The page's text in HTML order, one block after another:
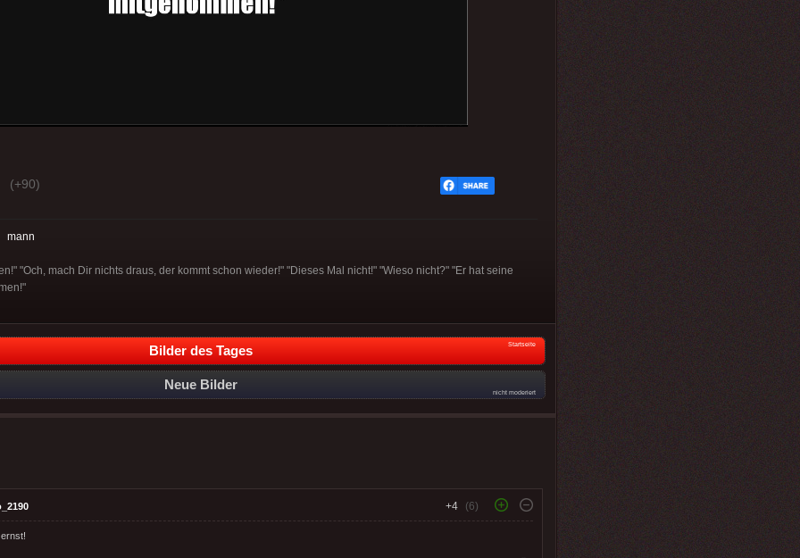
(+90)
mann
"Och, mach Dir nichts draus, der kommt schon wieder!" "Dieses Mal nicht!" "Wieso nicht?" "Er hat seine
Bilder des Tages Startseite
Neue Bilder
nicht moderiert
+4 (6)